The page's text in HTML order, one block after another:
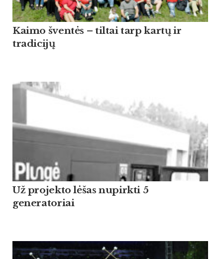
Kaimo šventės – tiltai tarp kartų ir
tradicijų
Už projekto lėšas nupirkti 5
generatoriai